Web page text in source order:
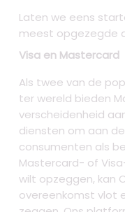
Laten we eens
meest opgezegde
Visa en Mastercard
Als twee van de
ter wereld bieden
verscheidenheid
diensten om aan
consumenten als
Mastercard- of
wilt opzeggen, kan
overeenkomst vlot